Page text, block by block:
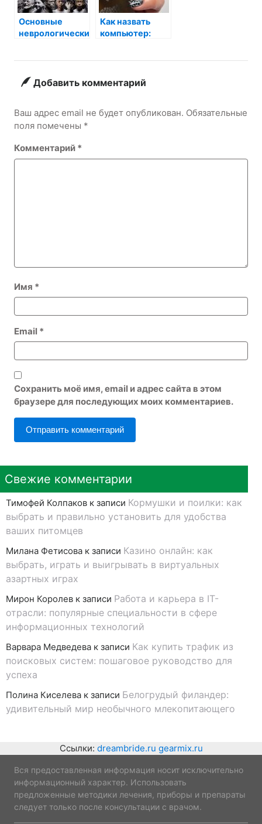
Основные
неврологические
Как назвать
компьютер:
советы
Добавить комментарий
Ваш адрес email не будет опубликован. Обязательные
поля помечены *
Комментарий *
Имя *
Email *
Сохранить моё имя, email и адрес сайта в этом
браузере для последующих моих комментариев.
Свежие комментарии
Тимофей Колпаков к записи Кормушки и поилки: как
выбрать и правильно установить для удобства
ваших питомцев
Милана Фетисова к записи Казино онлайн: как
выбрать, играть и выигрывать в виртуальных
азартных играх
Мирон Королев к записи Работа и карьера в IT-
отрасли: популярные специальности в сфере
информационных технологий
Варвара Медведева к записи Как купить трафик из
поисковых систем: пошаговое руководство для
успеха
Полина Киселева к записи Белогрудый филандер:
удивительный мир необычного млекопитающего
Ссылки: dreambride.ru gearmix.ru
Вся предоставленная информация носит исключительно
информационный характер. Использовать
предложенные методики лечения, приборы и препараты
следует только после консультации с врачом.